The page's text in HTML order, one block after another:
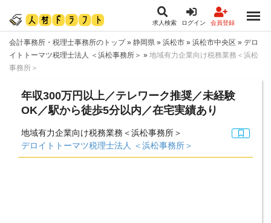
求人検索 ログイン 会員登録
会計事務所・税理士事務所のトップ» 静岡県 » 浜松市 » 浜松市中央区 » デロ
イトトーマツ税理士法人 ＜浜松事務所＞ » 地域有力企業向け税務業務＜浜松
事務所＞
年収300万円以上／テレワーク推奨／未経験
OK／駅から徒歩5分以内／在宅実績あり
地域有力企業向け税務業務＜浜松事務所＞
デロイトトーマツ税理士法人 ＜浜松事務所＞